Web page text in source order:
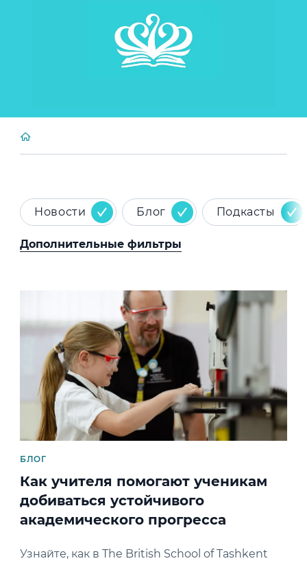
Новости Блог Подкасты
Дополнительные фильтры
БЛОГ
Как учителя помогают ученикам
добиваться устойчивого
академического прогресса
Узнайте, как в The British School of Tashkent